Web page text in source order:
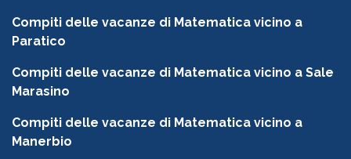
Compiti delle vacanze di Matematica vicino a
Paratico
Compiti delle vacanze di Matematica vicino a Sale
Marasino
Compiti delle vacanze di Matematica vicino a
Manerbio